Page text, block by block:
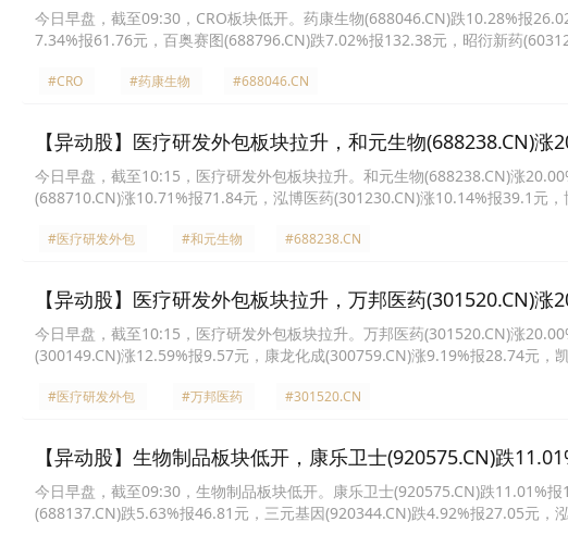
今日早盘，截至09:30，CRO板块低开。药康生物(688046.CN)跌10.28%报
7.34%报61.76元，百奥赛图(688796.CN)跌7.02%报132.38元，昭衍新药
#CRO #药康生物 #688046.CN
【异动股】医疗研发外包板块拉升，和元生物(688238.CN)涨
今日早盘，截至10:15，医疗研发外包板块拉升。和元生物(688238.CN)涨
(688710.CN)涨10.71%报71.84元，泓博医药(301230.CN)涨10.14%报39.1元
#医疗研发外包 #和元生物 #688238.CN
【异动股】医疗研发外包板块拉升，万邦医药(301520.CN)涨
今日早盘，截至10:15，医疗研发外包板块拉升。万邦医药(301520.CN)涨
(300149.CN)涨12.59%报9.57元，康龙化成(300759.CN)涨9.19%报28.74元
#医疗研发外包 #万邦医药 #301520.CN
【异动股】生物制品板块低开，康乐卫士(920575.CN)跌
今日早盘，截至09:30，生物制品板块低开。康乐卫士(920575.CN)跌11.01%
(688137.CN)跌5.63%报46.81元，三元基因(920344.CN)跌4.92%报27.05元